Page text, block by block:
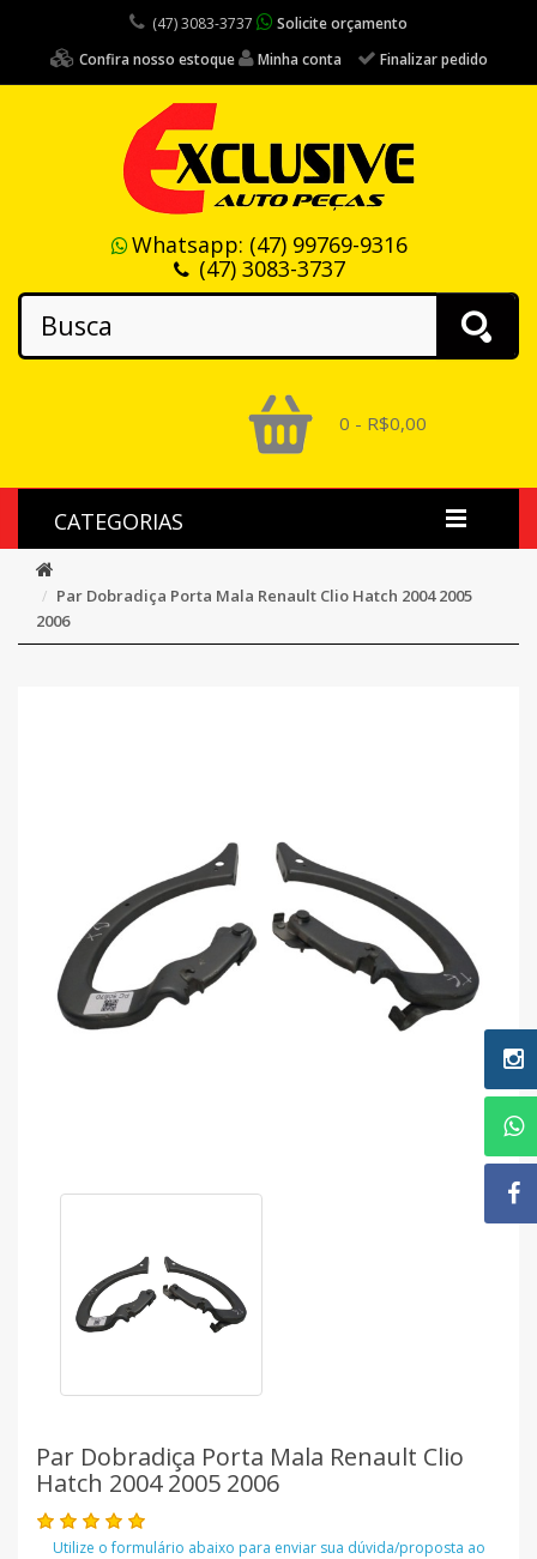
(47) 3083-3737
Solicite orçamento
Confira nosso estoque
Minha conta Finalizar pedido
Whatsapp: (47) 99769-9316
(47) 3083-3737
0 - R$0,00
CATEGORIAS
Par Dobradiça Porta Mala Renault Clio Hatch 2004 2005
2006
Par Dobradiça Porta Mala Renault Clio
Hatch 2004 2005 2006
Utilize o formulário abaixo para enviar sua dúvida/proposta ao